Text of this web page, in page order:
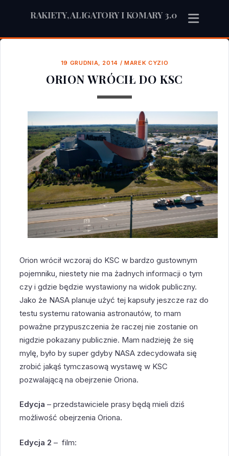
RAKIETY, ALIGATORY I KOMARY 3.0
19 GRUDNIA, 2014 /MAREK CYZIO
ORION WRÓCIŁ DO KSC
Orion wrócił wczoraj do KSC w bardzo gustownym
pojemniku, niestety nie ma żadnych informacji o tym
czy i gdzie będzie wystawiony na widok publiczny.
Jako że NASA planuje użyć tej kapsuły jeszcze raz do
testu systemu ratowania astronautów, to mam
poważne przypuszczenia że raczej nie zostanie on
nigdzie pokazany publicznie. Mam nadzieję że się
mylę, było by super gdyby NASA zdecydowała się
zrobić jakąś tymczasową wystawę w KSC
pozwalającą na obejrzenie Oriona.
Edycja – przedstawiciele prasy będą mieli dziś
możliwość obejrzenia Oriona.
Edycja 2 – film: